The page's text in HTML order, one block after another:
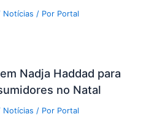
Notícias / Por Portal
Nadja Haddad para
no Natal
Notícias / Por Portal